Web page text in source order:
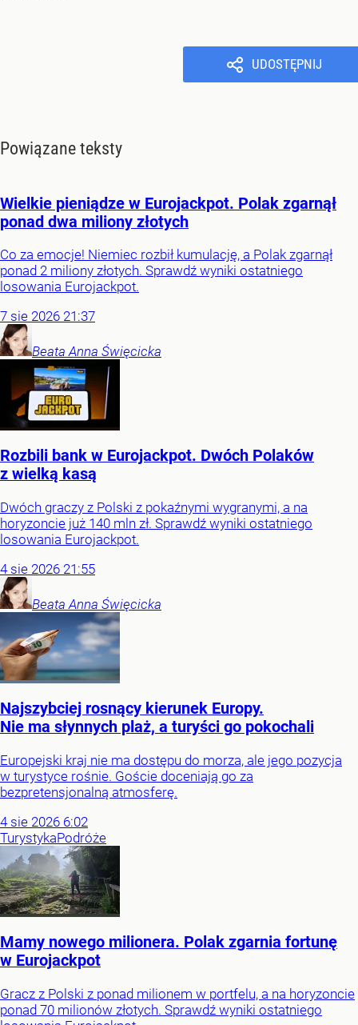
UDOSTĘPNIJ
Powiązane teksty
Wielkie pieniądze w Eurojackpot. Polak zgarnął
ponad dwa miliony złotych
Co za emocje! Niemiec rozbił kumulację, a Polak zgarnął
ponad 2 miliony złotych. Sprawdź wyniki ostatniego
losowania Eurojackpot.
7 sie 2026 21:37
Beata Anna Święcicka
Rozbili bank w Eurojackpot. Dwóch Polaków
z wielką kasą
Dwóch graczy z Polski z pokaźnymi wygranymi, a na
horyzoncie już 140 mln zł. Sprawdź wyniki ostatniego
losowania Eurojackpot.
4 sie 2026 21:55
Beata Anna Święcicka
Najszybciej rosnący kierunek Europy.
Nie ma słynnych plaż, a turyści go pokochali
Europejski kraj nie ma dostępu do morza, ale jego pozycja
w turystyce rośnie. Goście doceniają go za
bezpretensjonalną atmosferę.
4 sie 2026 6:02
TurystykaPodróże
Mamy nowego milionera. Polak zgarnia fortunę
w Eurojackpot
Gracz z Polski z ponad milionem w portfelu, a na horyzoncie
ponad 70 milionów złotych. Sprawdź wyniki ostatniego